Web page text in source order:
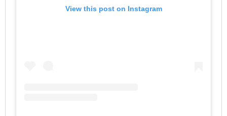
View this post on Instagram